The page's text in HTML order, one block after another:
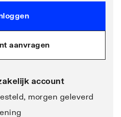
aanvragen
account
morgen geleverd